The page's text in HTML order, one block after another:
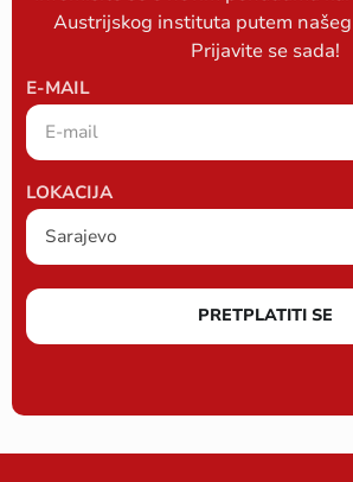
Austrijskog instituta putem
Prijavite se sada!
E-MAIL
LOKACIJA
PRETPLATITI SE